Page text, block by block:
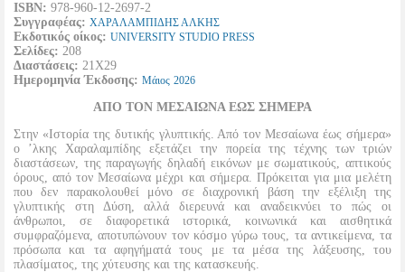
ISBN: 978-960-12-2697-2
Συγγραφέας: ΧΑΡΑΛΑΜΠΙΔΗΣ ΑΛΚΗΣ
Εκδοτικός οίκος: UNIVERSITY STUDIO PRESS
Σελίδες: 208
Διαστάσεις: 21Χ29
Ημερομηνία Έκδοσης: Μάιος 2026
ΑΠΟ ΤΟΝ ΜΕΣΑΙΩΝΑ ΕΩΣ ΣΗΜΕΡΑ
Στην «Ιστορία της δυτικής γλυπτικής. Από τον Μεσαίωνα έως σήμερα»
ο ’λκης Χαραλαμπίδης εξετάζει την πορεία της τέχνης των τριών
διαστάσεων, της παραγωγής δηλαδή εικόνων με σωματικούς, απτικούς
όρους, από τον Μεσαίωνα μέχρι και σήμερα. Πρόκειται για μια μελέτη
που δεν παρακολουθεί μόνο σε διαχρονική βάση την εξέλιξη της
γλυπτικής στη Δύση, αλλά διερευνά και αναδεικνύει το πώς οι
άνθρωποι, σε διαφορετικά ιστορικά, κοινωνικά και αισθητικά
συμφραζόμενα, αποτυπώνουν τον κόσμο γύρω τους, τα αντικείμενα, τα
πρόσωπα και τα αφηγήματά τους με τα μέσα της λάξευσης, του
πλασίματος, της χύτευσης και της κατασκευής.